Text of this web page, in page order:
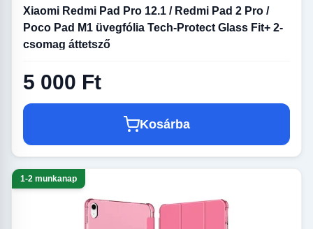
Xiaomi Redmi Pad Pro 12.1 / Redmi Pad 2 Pro /
Poco Pad M1 üvegfólia Tech-Protect Glass Fit+ 2-
csomag áttetsző
5 000 Ft
Kosárba
1-2 munkanap